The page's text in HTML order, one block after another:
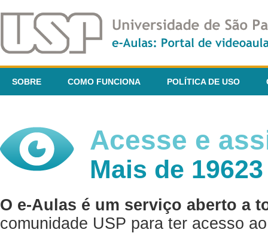
SOBRE COMO FUNCIONA POLÍTICA DE USO
Acesse e
Mais de
O e-Aulas é um serviço aberto a
comunidade USP para ter acesso